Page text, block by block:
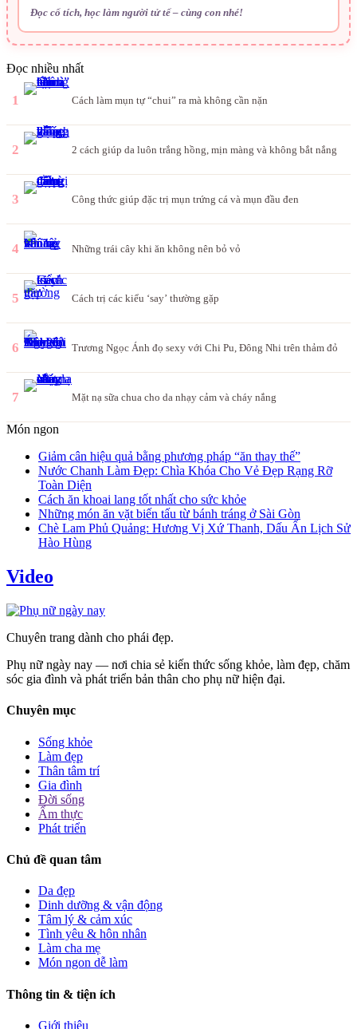
Đọc cổ tích, học làm người tử tế – cùng con nhé!
Đọc nhiều nhất
1 Cách làm mụn tự “chui” ra mà không cần nặn
2 2 cách giúp da luôn trắng hồng, mịn màng và không bắt nắng
3 Công thức giúp đặc trị mụn trứng cá và mụn đầu đen
4 Những trái cây khi ăn không nên bỏ vỏ
5 Cách trị các kiểu ‘say’ thường gặp
6 Trương Ngọc Ánh đọ sexy với Chi Pu, Đông Nhi trên thảm đỏ
7 Mặt nạ sữa chua cho da nhạy cảm và cháy nắng
Món ngon
Giảm cân hiệu quả bằng phương pháp “ăn thay thế”
Nước Chanh Làm Đẹp: Chìa Khóa Cho Vẻ Đẹp Rạng Rỡ
Toàn Diện
Cách ăn khoai lang tốt nhất cho sức khỏe
Những món ăn vặt biến tấu từ bánh tráng ở Sài Gòn
Chè Lam Phủ Quảng: Hương Vị Xứ Thanh, Dấu Ấn Lịch Sử
Hào Hùng
Video
Chuyên trang dành cho phái đẹp.
Phụ nữ ngày nay — nơi chia sẻ kiến thức sống khỏe, làm đẹp, chăm
sóc gia đình và phát triển bản thân cho phụ nữ hiện đại.
Chuyên mục
Sống khỏe
Làm đẹp
Thân tâm trí
Gia đình
Đời sống
Ẩm thực
Phát triển
Chủ đề quan tâm
Da đẹp
Dinh dưỡng & vận động
Tâm lý & cảm xúc
Tình yêu & hôn nhân
Làm cha mẹ
Món ngon dễ làm
Thông tin & tiện ích
Giới thiệu